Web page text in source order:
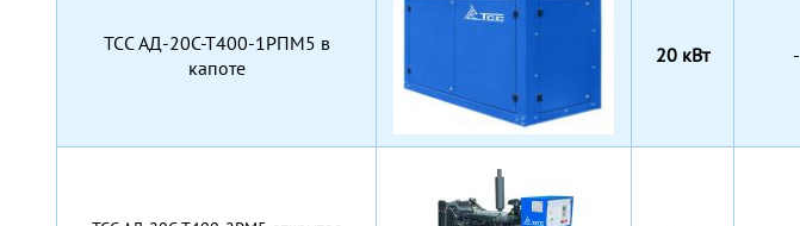
TCC АД-20С-Т400-1РПМ5 в
капоте
20 кВт -